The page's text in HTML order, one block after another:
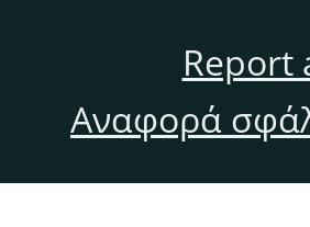
Report
Αναφορά